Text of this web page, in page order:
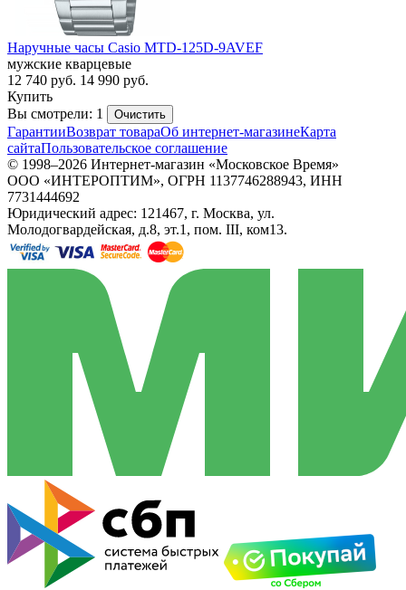
Наручные часы Casio MTD-125D-9AVEF
мужские кварцевые
12 740 руб. 14 990 руб.
Купить
Вы смотрели: 1
Очистить
ГарантииВозврат товараОб интернет-магазинеКарта
сайтаПользовательское соглашение
© 1998–2026 Интернет-магазин «Московское Время»
ООО «ИНТЕРОПТИМ», ОГРН 1137746288943, ИНН
7731444692
Юридический адрес: 121467, г. Москва, ул.
Молодогвардейская, д.8, эт.1, пом. III, ком13.